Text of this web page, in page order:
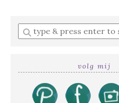
Enter
a
volg mij